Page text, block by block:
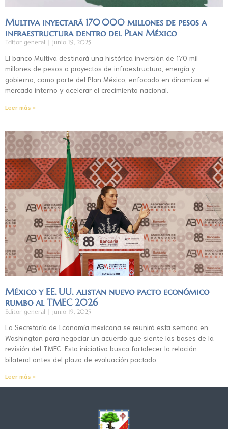
Multiva inyectará 170 000 millones de pesos a
infraestructura dentro del Plan México
Editor general junio 19, 2025
El banco Multiva destinará una histórica inversión de 170 mil
millones de pesos a proyectos de infraestructura, energía y
gobierno, como parte del Plan México, enfocado en dinamizar el
mercado interno y acelerar el crecimiento nacional.
Leer más »
México y EE. UU. alistan nuevo pacto económico
rumbo al TMEC 2026
Editor general junio 19, 2025
La Secretaría de Economía mexicana se reunirá esta semana en
Washington para negociar un acuerdo que siente las bases de la
revisión del TMEC. Esta iniciativa busca fortalecer la relación
bilateral antes del plazo de evaluación pactado.
Leer más »